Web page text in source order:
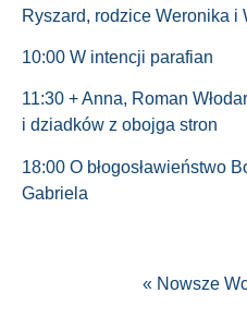
Ryszard, rodzice Weronika i
10:00 W intencji parafian
11:30 + Anna, Roman
i dziadków z obojga stron
18:00 O błogosławieństwo
Gabriela
« Nowsze